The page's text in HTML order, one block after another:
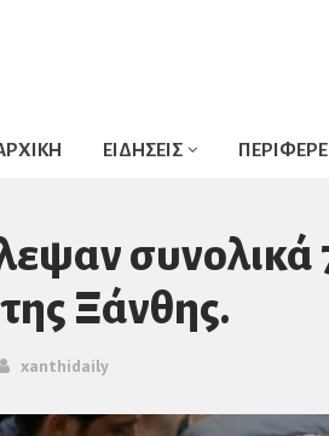
ΕΙΔΗΣΕΙΣ
συνολικά
Ξάνθης.
xanthidaily